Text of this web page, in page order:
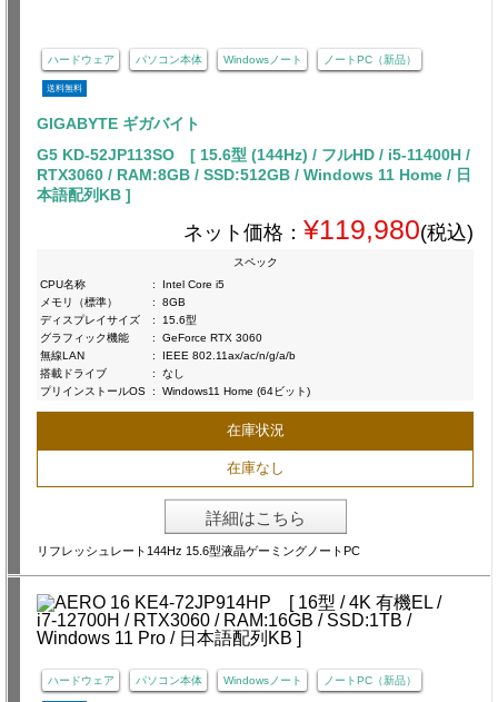
ハードウェア パソコン本体 Windowsノート ノートPC（新品）
送料無料
GIGABYTE ギガバイト
G5 KD-52JP113SO [ 15.6型 (144Hz) / フルHD / i5-11400H /
RTX3060 / RAM:8GB / SSD:512GB / Windows 11 Home / 日
本語配列KB ]
ネット価格： ¥119,980(税込)
スペック
CPU名称
:
Intel Core i5
メモリ（標準）
:
8GB
ディスプレイサイズ
:
15.6型
グラフィック機能
:
GeForce RTX 3060
無線LAN
:
IEEE 802.11ax/ac/n/g/a/b
搭載ドライブ
:
なし
プリインストールOS : Windows11 Home (64ビット)
在庫状況
在庫なし
詳細はこちら
リフレッシュレート144Hz 15.6型液晶ゲーミングノートPC
ハードウェア パソコン本体 Windowsノート ノートPC（新品）